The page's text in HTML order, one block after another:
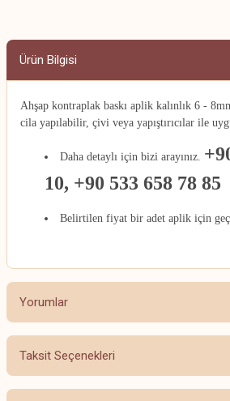
Ürün Bilgisi
Ahşap kontraplak baskı aplik kalınlık 6 -
cila yapılabilir, çivi veya yapıştırıcılar ile
Daha detaylı için bizi arayınız.
10, +90 533 658 78 85
Belirtilen fiyat bir adet aplik için
Yorumlar
Bu ürüne ilk yorumu siz
Taksit Seçenekleri